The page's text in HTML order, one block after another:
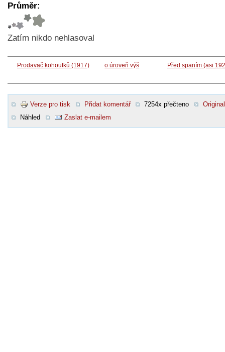
Průměr:
Zatím nikdo nehlasoval
Prodavač kohoutků (1917) o úroveň výš Před spaním (asi
Verze pro tisk Přidat komentář 7254x přečteno
Original
Náhled
Zaslat e-mailem